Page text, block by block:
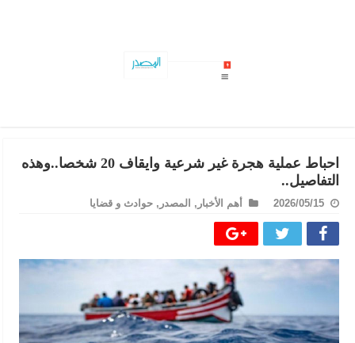
احباط عملية هجرة غير شرعية وايقاف 20 شخصا..وهذه
التفاصيل..
2026/05/15 أهم الأخبار , المصدر , حوادث و قضايا